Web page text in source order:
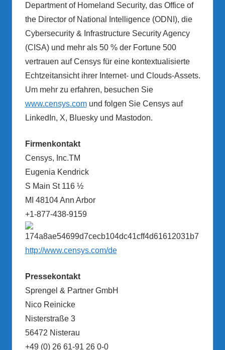
Department of Homeland Security, das Office of
the Director of National Intelligence (ODNI), die
Cybersecurity & Infrastructure Security Agency
(CISA) und mehr als 50 % der Fortune 500
vertrauen auf Censys für eine kontextualisierte
Echtzeitansicht ihrer Internet- und Clouds-Assets.
Um mehr zu erfahren, besuchen Sie
www.censys.comund folgen Sie Censys auf
LinkedIn, X, Bluesky und Mastodon.
Firmenkontakt
Censys, Inc.TM
Eugenia Kendrick
S Main St 116 ½
MI 48104 Ann Arbor
+1-877-438-9159
http://www.censys.com/de
Pressekontakt
Sprengel & Partner GmbH
Nico Reinicke
Nisterstraße 3
56472 Nisterau
+49 (0) 26 61-91 26 0-0